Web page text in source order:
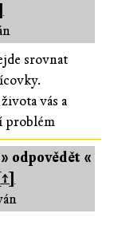
srovnat
vás a
problém
» odpovědět «